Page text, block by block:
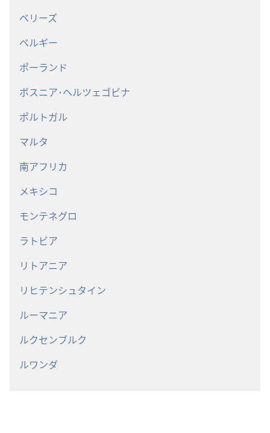
ベリーズ
ベルギー
ポーランド
ボスニア･ヘルツェゴビナ
ポルトガル
マルタ
南アフリカ
メキシコ
モンテネグロ
ラトビア
リトアニア
リヒテンシュタイン
ルーマニア
ルクセンブルク
ルワンダ